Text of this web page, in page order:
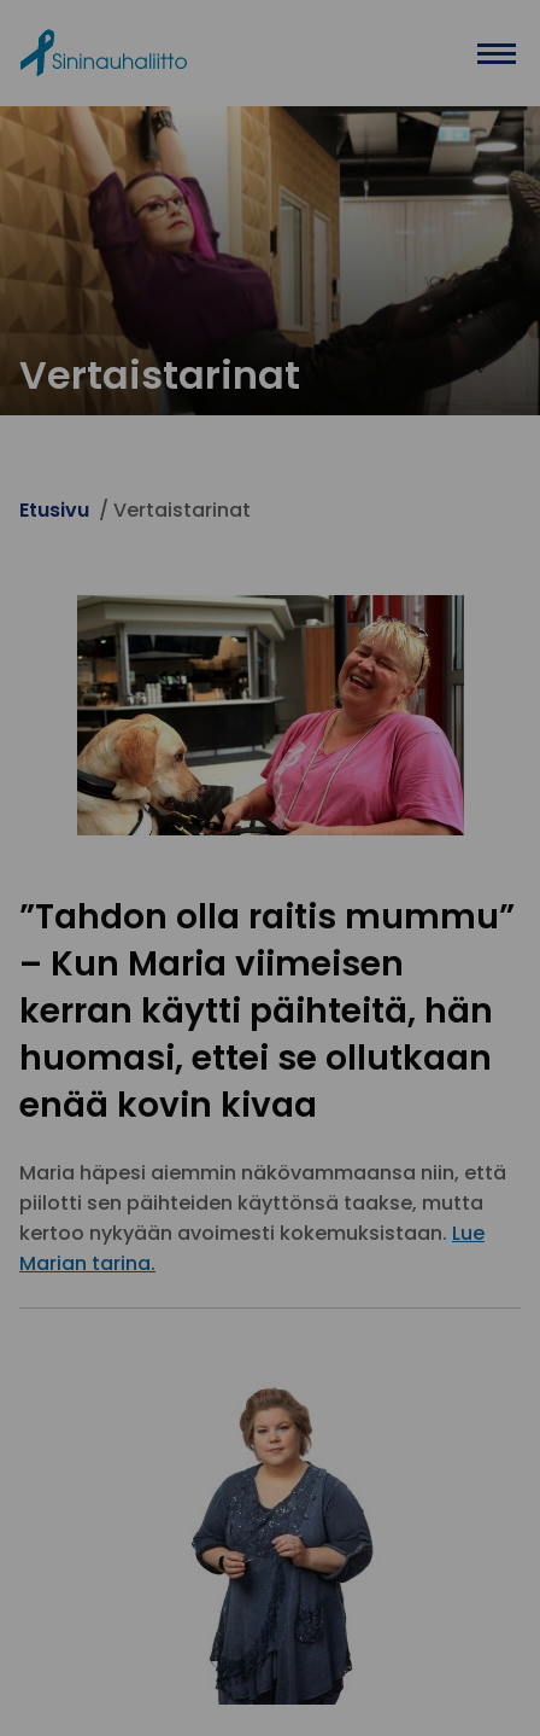
Vertaistarinat
Etusivu Vertaistarinat
”Tahdon olla raitis mummu”
– Kun Maria viimeisen
kerran käytti päihteitä, hän
huomasi, ettei se ollutkaan
enää kovin kivaa
Maria häpesi aiemmin näkövammaansa niin, että
piilotti sen päihteiden käyttönsä taakse, mutta
kertoo nykyään avoimesti kokemuksistaan. Lue
Marian tarina.